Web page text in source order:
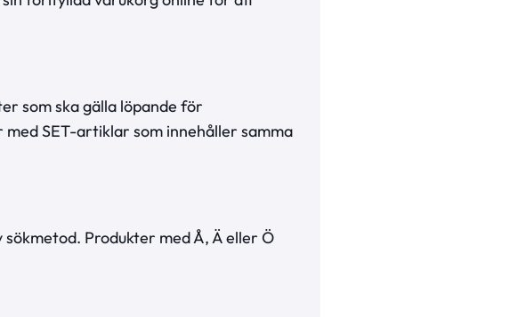
som ska gälla löpande för
SET-artiklar som innehåller samma
Produkter med Å, Ä eller Ö